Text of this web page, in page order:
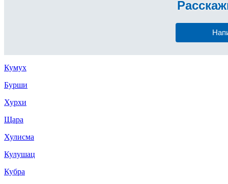
Кумух
Бурши
Хурхи
Щара
Хулисма
Кулушац
Кубра